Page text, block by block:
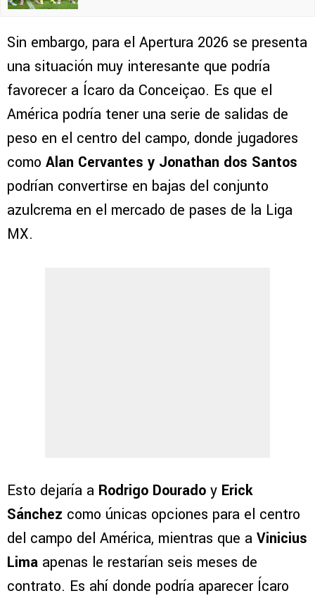
Sin embargo, para el Apertura 2026 se presenta
una situación muy interesante que podría
favorecer a Ícaro da Conceiçao. Es que el
América podría tener una serie de salidas de
peso en el centro del campo, donde jugadores
como Alan Cervantes y Jonathan dos Santos
podrían convertirse en bajas del conjunto
azulcrema en el mercado de pases de la Liga
MX.
Esto dejaría a Rodrigo Dourado y Erick
Sánchez como únicas opciones para el centro
del campo del América, mientras que a Vinicius
Lima apenas le restarían seis meses de
contrato. Es ahí donde podría aparecer Ícaro